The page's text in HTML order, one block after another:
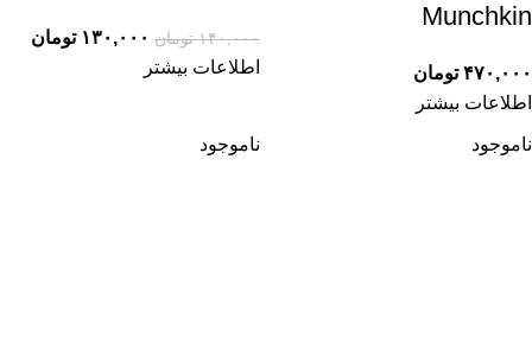
Munchkin
۴۷۰,۰۰۰ تومان
اطلاعات بیشتر
۱۴۰,۰۰۰ تومان ۱۳۰,۰۰۰ تومان
اطلاعات بیشتر
ناموجود ناموجود